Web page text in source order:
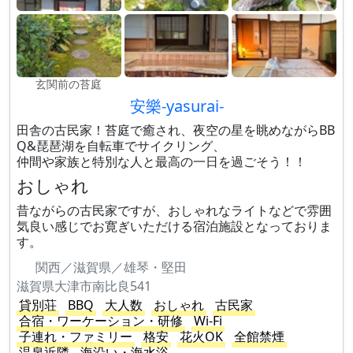
玄関前の苔庭
安樂-yasurai-
田舎の古民家！苔庭で癒され、夜空の星を眺めながらBB
Q&琵琶湖を自転車でサイクリング、
仲間や家族と特別な人と最高の一日を過ごそう！！
おしゃれ
昔ながらの古民家ですが、おしゃれなライトなどで雰囲
気良い感じでお寛ぎいただける宿泊施設となっておりま
す。
関西／滋賀県／雄琴・堅田
滋賀県大津市南比良541
貸別荘
BBQ 大人数 おしゃれ
古民家
合宿・ワーケーション・研修
Wi-Fi
子連れ・ファミリー
格安 花火OK
全館禁煙